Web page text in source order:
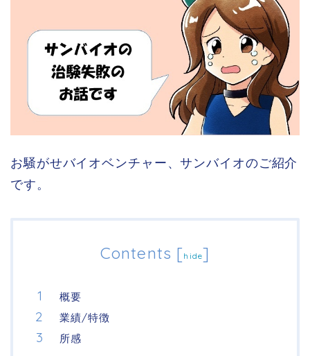
お騒がせバイオベンチャー、サンバイオのご紹介
です。
Contents [hide]
概要
業績/特徴
所感